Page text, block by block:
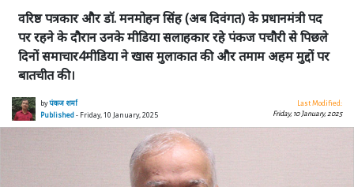
वरिष्ठ पत्रकार और डॉ. मनमोहन सिंह (अब दिवंगत) के प्रधानमंत्री पद
पर रहने के दौरान उनके मीडिया सलाहकार रहे पंकज पचौरी से पिछले
दिनों समाचार4मीडिया ने खास मुलाकात की और तमाम अहम मुद्दों पर
बातचीत की।
byपंकज शर्मा
Published- Friday, 10 January, 2025
Last Modified:
Friday, 10 January, 2025